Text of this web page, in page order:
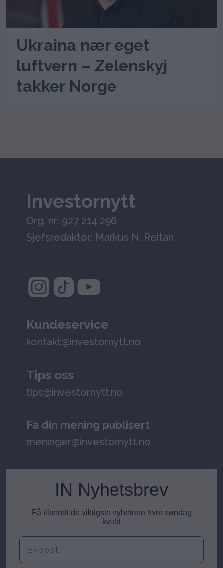
Ukraina nær eget
luftvern – Zelenskyj
takker Norge
Investornytt
Org. nr: 927 214 296
Sjefsredaktør: Markus N. Reitan
Kundeservice
kontakt@investornytt.no
Tips oss
tips@investornytt.no
Få din mening publisert
meninger@investornytt.no
IN Nyhetsbrev
Få tilsendt de viktigste nyhetene hver søndag
kveld
E-post